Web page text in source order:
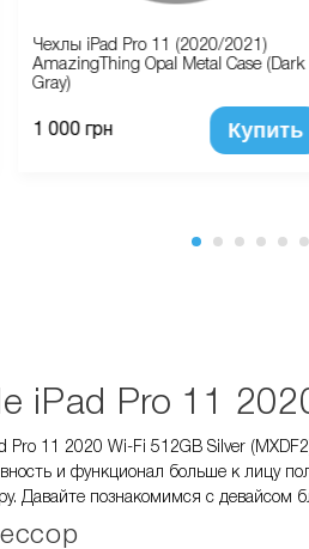
Чехлы iPad Pro 11 (2020/2021)
AmazingThing Opal Metal Case (Dark
Gray)
1 000 грн Купить
iPad Pro 11
Pro 11 2020 Wi-Fi 512GB Silver
и функционал больше к лицу
Давайте познакомимся с девайсом